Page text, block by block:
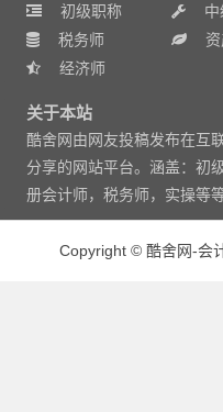
初级职称
税务师
经济师
关于本站
酷舍网由网友投稿发布在互
分享的网站平台。涵盖：初
册会计师，税务师，实操等
Copyright © 酷舍网-会